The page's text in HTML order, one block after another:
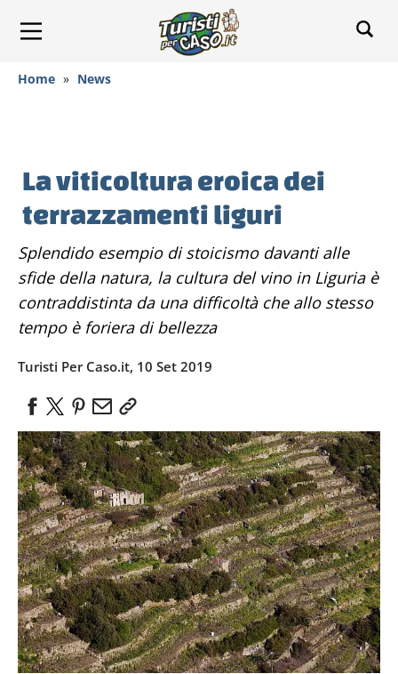
Home » News
La viticoltura eroica dei
terrazzamenti liguri
Splendido esempio di stoicismo davanti alle
sfide della natura, la cultura del vino in Liguria è
contraddistinta da una difficoltà che allo stesso
tempo è foriera di bellezza
Turisti Per Caso.it, 10 Set 2019